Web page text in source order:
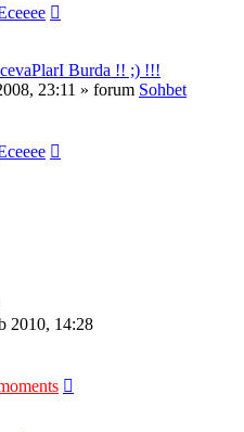
Burda !! ;) !!!
23:11 » forum Sohbet
2010, 14:28